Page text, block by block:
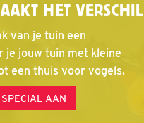
HET VERSCHIL
van je tuin een
je jouw tuin met kleine
een thuis voor vogels.
AAN